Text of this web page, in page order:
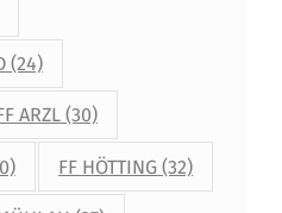
(24)
ARZL (30)
FF HÖTTING (32)